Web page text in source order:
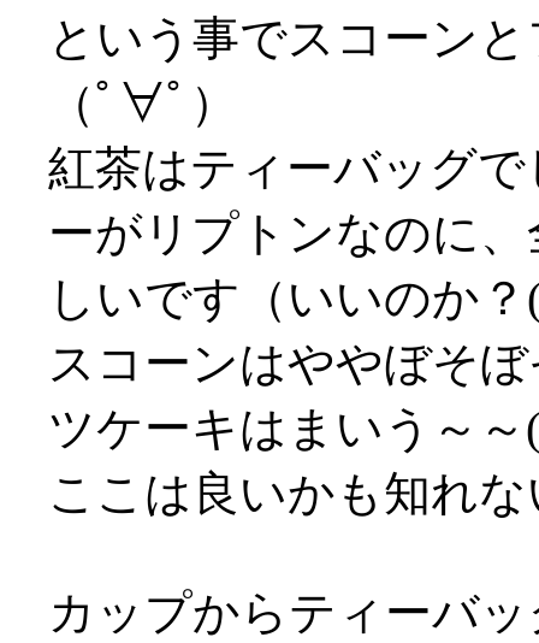
という事でスコーン
（ﾟ∀ﾟ）
紅茶はティーバッグ
ーがリプトンなのに
しいです（いいのか
スコーンはややぼそ
ツケーキはまいう～
ここは良いかも知れな
カップからティーバ